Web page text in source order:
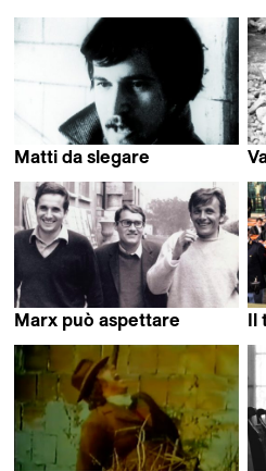
Matti da slegare
Stefano Rulli,
Silvano Agosti &
Marco Bellocchio
Marx può aspettare
Il